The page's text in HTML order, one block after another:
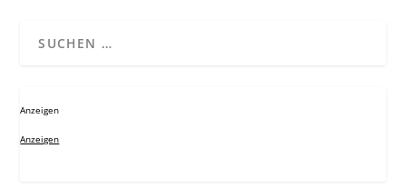
Anzeigen
Anzeigen